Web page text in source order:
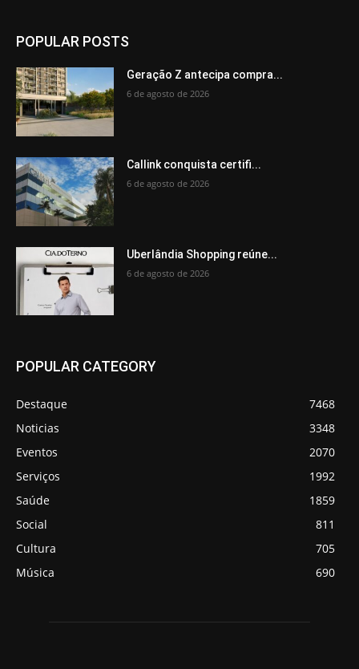
POPULAR POSTS
Geração Z antecipa compra...
6 de agosto de 2026
Callink conquista certifi...
6 de agosto de 2026
Uberlândia Shopping reúne...
6 de agosto de 2026
POPULAR CATEGORY
Destaque
7468
Noticias
3348
Eventos
2070
Serviços
1992
Saúde
1859
Social
811
Cultura
705
Música
690